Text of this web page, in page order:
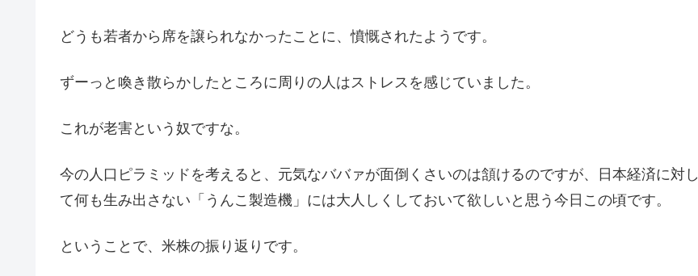
どうも若者から席を譲られなかったことに、憤慨されたようです。
ずーっと喚き散らかしたところに周りの人はストレスを感じていました。
これが老害という奴ですな。
今の人口ピラミッドを考えると、元気なババァが面倒くさいのは頷けるのですが、日本経済に対し
て何も生み出さない「うんこ製造機」には大人しくしておいて欲しいと思う今日この頃です。
ということで、米株の振り返りです。